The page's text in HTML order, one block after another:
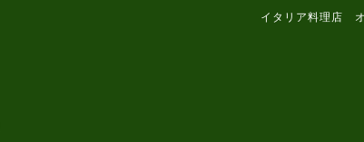
イタリア料理店